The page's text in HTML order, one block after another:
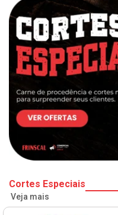
Cortes Especiais
Veja mais